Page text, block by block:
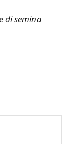
di semina